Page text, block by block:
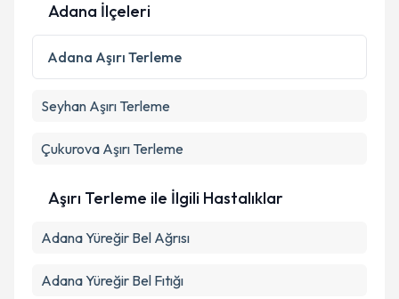
Kişisel verilerimin işlenmesine ilişkinAydınlatma
Metni
'ni okudum ve kişisel verilerimin belirtilen
kapsamda işlenmesini kabul ediyorum.
Adana İlçeleri
Adana Aşırı Terleme
Seyhan Aşırı Terleme
Çukurova Aşırı Terleme
Aşırı Terleme ile İlgili Hastalıklar
Adana Yüreğir Bel Ağrısı
Adana Yüreğir Bel Fıtığı